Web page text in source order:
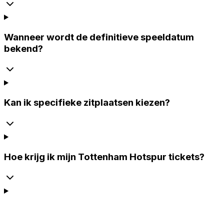
Wanneer wordt de definitieve speeldatum
bekend?
Kan ik specifieke zitplaatsen kiezen?
Hoe krijg ik mijn Tottenham Hotspur tickets?